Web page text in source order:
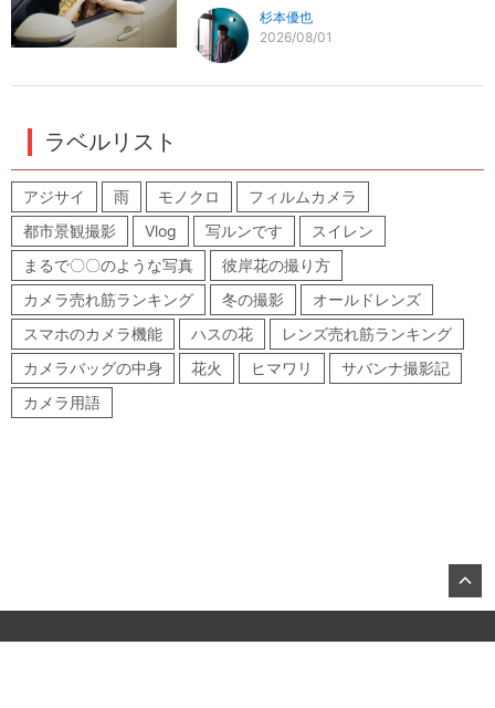
杉本優也
2026/08/01
ラベルリスト
アジサイ 雨 モノクロ
フィルムカメラ
都市景観撮影
Vlog 写ルンです
スイレン
まるで〇〇のような写真
彼岸花の撮り方
カメラ売れ筋ランキング
冬の撮影
オールドレンズ
スマホのカメラ機能
ハスの花
レンズ売れ筋ランキング
カメラバッグの中身
花火 ヒマワリ
サバンナ撮影記
カメラ用語